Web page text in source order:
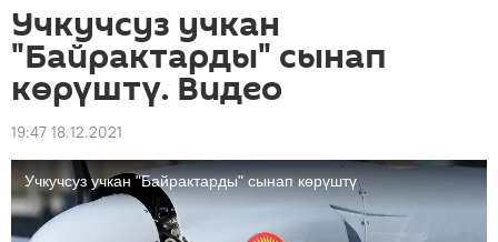
Учкучсуз учкан
"Байрактарды" сынап
көрүштү. Видео
19:47 18.12.2021